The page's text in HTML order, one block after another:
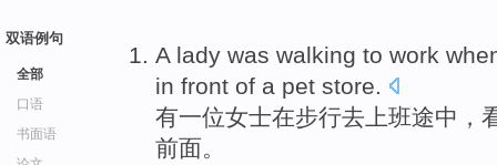
双语例句
全部
口语
书面语
A lady was walking to work
in front of a pet store.
有一位女士在步行去 上班途中，
前面。